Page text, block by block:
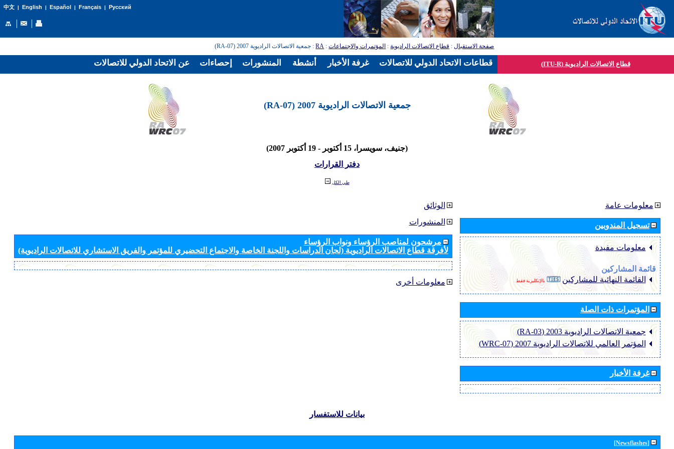
中文| English | Español | Français| Русский
صفحة الاستقبال: قطاع الاتصالات الراديوية: المؤتمرات والاجتماعات:
RA: جمعية الاتصالات الراديوية 2007 (RA-07)
قطاع الاتصالات الراديوية (ITU-R)
جمعية الاتصالات الراديوية 2007 (RA-07)
(جنيف، سويسرا، 15 أكتوبر - 19 أكتوبر 2007)
دفتر القرارات
طي الكل
الوثائق
المنشورات
مرشحون لمناصب الرؤساء ونواب الرؤساء
لأفرقة قطاع الاتصالات الراديوية (لجان الدراسات واللجنة الخاصة والاجتماع التحضيري للمؤتمر والفريق الاستشاري للاتصالات الراديوية)
معلومات أخرى
معلومات عامة
تسجيل المندوبين
معلومات مفيدة
قائمة المشاركين
القائمة النهائية للمشاركين
بالإنكليزية فقط
المؤتمرات ذات الصلة
جمعية الاتصالات الراديوية 2003 (RA-03)
المؤتمر العالمي للاتصالات الراديوية 2007 (WRC-07)
غرفة الأخبار
بيانات للاستفسار
[Newsflashes]
عن الاتحاد الدولي للاتصالات إحصاءات المنشورات أنشطة غرفة الأخبار قطاعات الاتحاد الدولي للاتصالات